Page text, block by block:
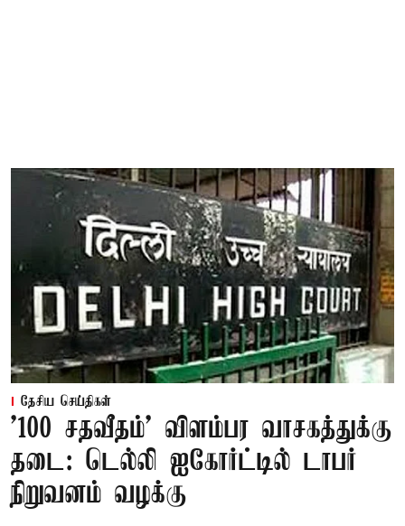
தேசிய செய்திகள்
'100 சதவீதம்' விளம்பர வாசகத்துக்கு
தடை: டெல்லி ஐகோர்ட்டில் டாபர்
நிறுவனம் வழக்கு